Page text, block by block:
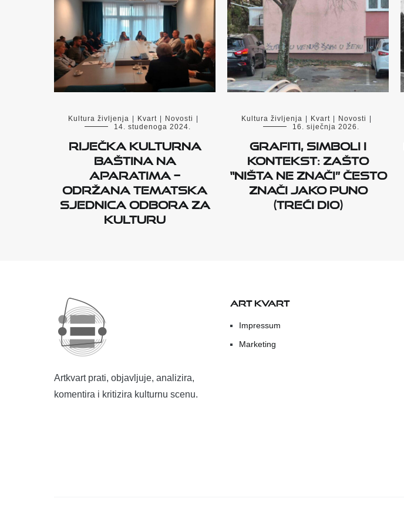
Kultura življenja | Kvart | Novosti |
14. studenoga 2024.
Riječka kulturna
baština na
aparatima –
održana tematska
sjednica Odbora za
kulturu
Kultura življenja | Kvart | Novosti |
16. siječnja 2026.
Grafiti, simboli i
kontekst: zašto
“ništa ne znači” često
znači jako puno
(treći dio)
Artkvart prati, objavljuje, analizira,
komentira i kritizira kulturnu scenu.
ART KVART
Impressum
Marketing